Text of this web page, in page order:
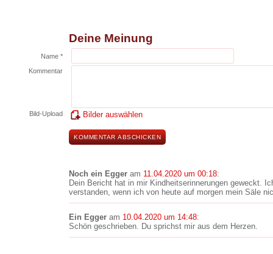
Deine Meinung
Name *
Kommentar
Bild-Upload Bilder auswählen
Noch ein Egger am 11.04.2020 um 00:18:
Dein Bericht hat in mir Kindheitserinnerungen geweckt.
verstanden, wenn ich von heute auf morgen mein Säle
Ein Egger am 10.04.2020 um 14:48:
Schön geschrieben. Du sprichst mir aus dem Herzen.